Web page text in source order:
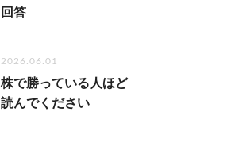
回答
2026.06.01
株で勝っている人ほど
読んでください